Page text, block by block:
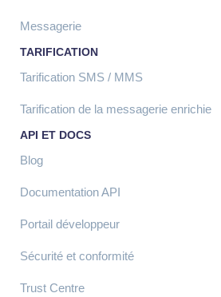
Messagerie
TARIFICATION
Tarification SMS / MMS
Tarification de la messagerie enrichie
API ET DOCS
Blog
Documentation API
Portail développeur
Sécurité et conformité
Trust Centre